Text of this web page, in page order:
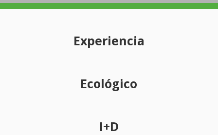
Experiencia
Ecológico
I+D